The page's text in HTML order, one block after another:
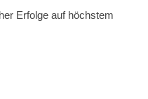
Erfolge auf höchstem